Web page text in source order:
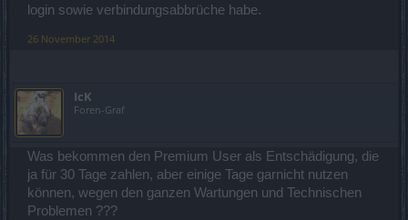
login sowie verbindungsabbrüche habe.
26 November 2014
IcK
Foren-Graf
Was bekommen den Premium User als Entschädigung, die
ja für 30 Tage zahlen, aber einige Tage garnicht nutzen
können, wegen den ganzen Wartungen und Technischen
Problemen ???